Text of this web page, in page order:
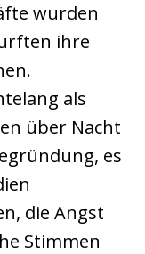
wurden
ihre
als
über Nacht
es
die Angst
Stimmen